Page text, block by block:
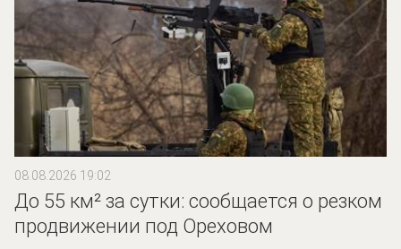
08.08.2026 19:02
До 55 км² за сутки: сообщается о резком
продвижении под Ореховом